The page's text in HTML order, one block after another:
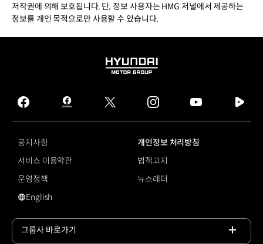
저작권에 의해 보호됩니다. 단, 정보 사용자는 HMG 저널에서 제공하는
정보를 개인 목적으로만 사용할 수 있습니다.
HYUNDAI
GROUP
facebook
hmg
journal
twitter instagram
tv
공지사항
개인정보 처리방침
서비스 이용약관
법적고지
운영정책
뉴스레터
영문 사이트로 이동
English
그룹사 바로가기